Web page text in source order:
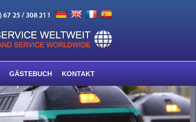
GÄSTEBUCH KONTAKT